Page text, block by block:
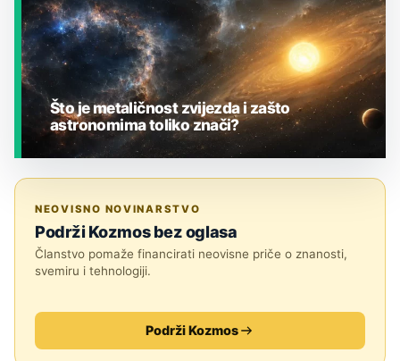
Što je metaličnost zvijezda i zašto
astronomima toliko znači?
NEOVISNO NOVINARSTVO
Podrži Kozmos bez oglasa
Članstvo pomaže financirati neovisne priče o znanosti,
svemiru i tehnologiji.
Podrži Kozmos